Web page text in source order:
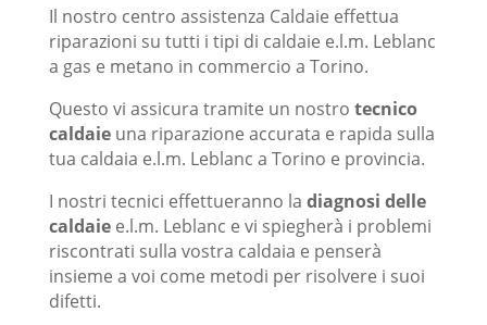
Il nostro centro assistenza Caldaie effettua
riparazioni su tutti i tipi di caldaie e.l.m. Leblanc
a gas e metano in commercio a Torino.
Questo vi assicura tramite un nostro tecnico
caldaieuna riparazione accurata e rapida sulla
tua caldaia e.l.m. Leblanc a Torino e provincia.
I nostri tecnici effettueranno la diagnosi delle
caldaiee.l.m. Leblanc e vi spiegherà i problemi
riscontrati sulla vostra caldaia e penserà
insieme a voi come metodi per risolvere i suoi
difetti.